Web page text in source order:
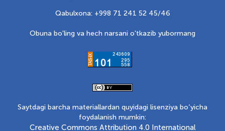
Qabulxona: +998 71 241 52 45/46
Obuna bo'ling va hech narsani o'tkazib yubormang
Saytdagi barcha materiallardan quyidagi lisenziya bo‘yicha
foydalanish mumkin:
Creative Commons Attribution 4.0 International